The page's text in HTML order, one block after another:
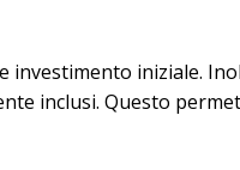
investimento iniziale.
inclusi. Questo